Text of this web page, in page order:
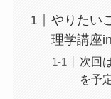
やりたい
理学講座
次回
を予